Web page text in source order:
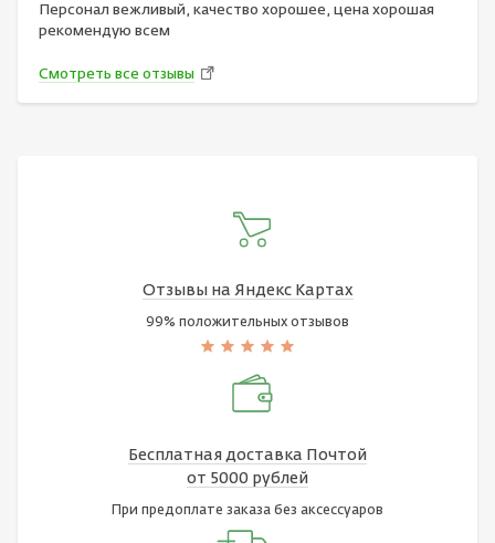
Персонал вежливый, качество хорошее, цена хорошая
рекомендую всем
Смотреть все отзывы
Отзывы на Яндекс Картах
99% положительных отзывов
Бесплатная доставка Почтой
от 5000 рублей
При предоплате заказа без аксессуаров